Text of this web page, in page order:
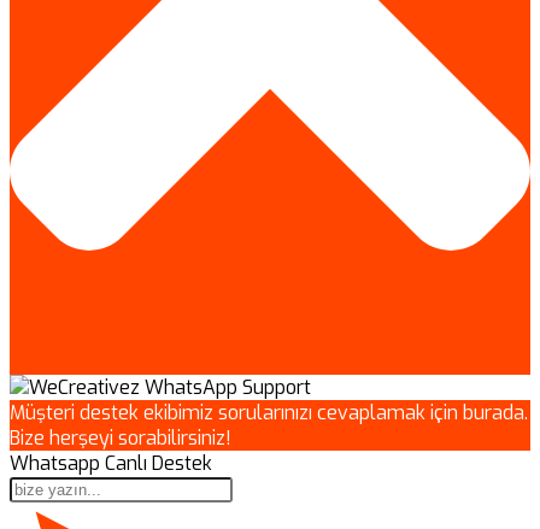
Müşteri destek ekibimiz sorularınızı cevaplamak için burada.
Bize herşeyi sorabilirsiniz!
Whatsapp Canlı Destek